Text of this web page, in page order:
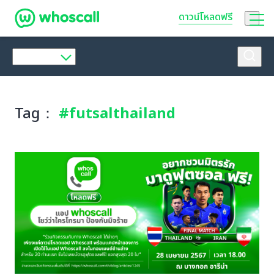
Whoscallดาวน์โหลดฟรี
Tag： #futsalthailand